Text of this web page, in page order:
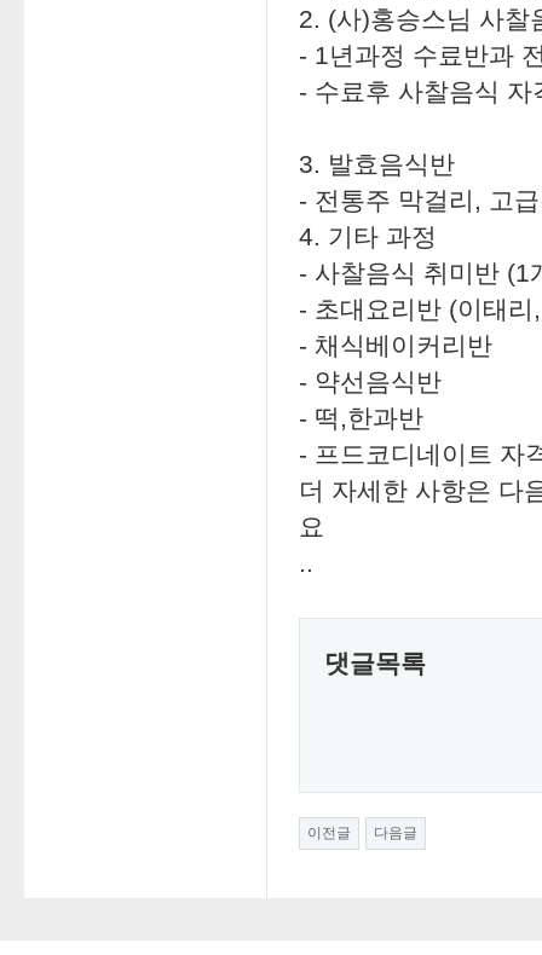
2. (사)홍승스님 사찰
- 1년과정 수료반과
- 수료후 사찰음식
3. 발효음식반
- 전통주 막걸리, 고
4. 기타 과정
- 사찰음식 취미반 (1
- 초대요리반 (이태
- 채식베이커리반
- 약선음식반
- 떡,한과반
- 프드코디네이트 자
더 자세한 사항은 다
요
..
댓글목록
이전글 다음글